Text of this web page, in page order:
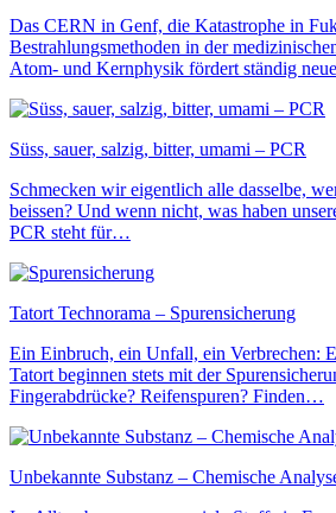
Das CERN in Genf, die Katastrophe in
Bestrahlungsmethoden in der
Atom- und Kernphysik fördert ständig
Süss, sauer, salzig, bitter, umami – PCR
Schmecken wir eigentlich alle dasselbe,
beissen? Und wenn nicht, was haben
PCR steht für…
Tatort Technorama – Spurensicherung
Ein Einbruch, ein Unfall, ein Verbrechen:
Tatort beginnen stets mit der
Fingerabdrücke? Reifenspuren? Finden…
Unbekannte Substanz – Chemische